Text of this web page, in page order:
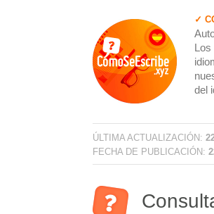
✓
Los
del
ÚLTIMA ACTUALIZACIÓN:
FECHA DE PUBLICACIÓN: